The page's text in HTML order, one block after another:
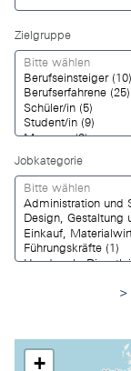
Zielgruppe
Jobkategorie
+